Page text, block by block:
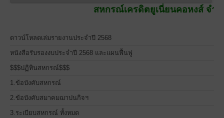
สหกรณ์เครดิตยูเนี่ยนคอหงส์ จำกัดเปลี่ยนชื่
ดาวน์โหลดเล่มรายงานประจำปี 2568
หนังสือรับรองงบประจำปี 2568 และแผนฟื้นฟู
$$$ปฏิทินสหกรณ์$$$
1.ข้อบังคับสหกรณ์
2.ข้อบังคับสมาคมฌาปนกิจฯ
3.ระเบียบสหกรณ์ ทั้งหมด